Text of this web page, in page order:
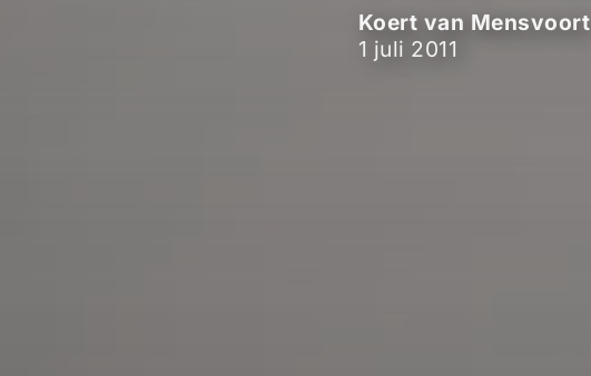
Koert van Mensvoort
1 juli 2011